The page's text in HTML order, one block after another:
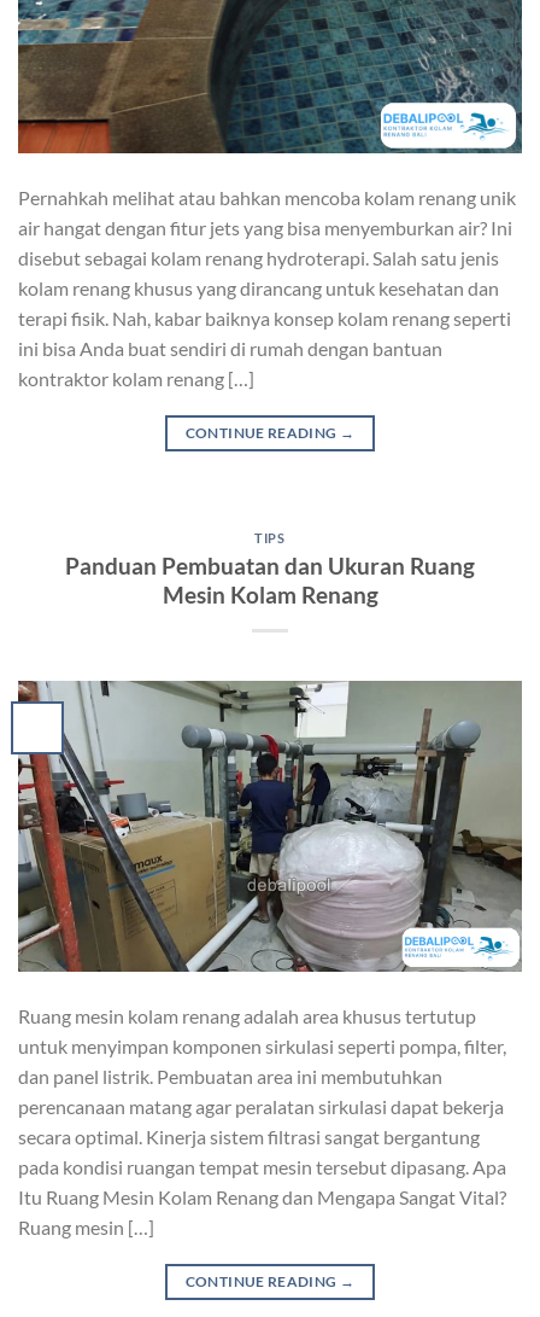
Pernahkah melihat atau bahkan mencoba kolam renang unik
air hangat dengan fitur jets yang bisa menyemburkan air? Ini
disebut sebagai kolam renang hydroterapi. Salah satu jenis
kolam renang khusus yang dirancang untuk kesehatan dan
terapi fisik. Nah, kabar baiknya konsep kolam renang seperti
ini bisa Anda buat sendiri di rumah dengan bantuan
kontraktor kolam renang […]
CONTINUE READING →
TIPS
Panduan Pembuatan dan Ukuran Ruang
Mesin Kolam Renang
Ruang mesin kolam renang adalah area khusus tertutup
untuk menyimpan komponen sirkulasi seperti pompa, filter,
dan panel listrik. Pembuatan area ini membutuhkan
perencanaan matang agar peralatan sirkulasi dapat bekerja
secara optimal. Kinerja sistem filtrasi sangat bergantung
pada kondisi ruangan tempat mesin tersebut dipasang. Apa
Itu Ruang Mesin Kolam Renang dan Mengapa Sangat Vital?
Ruang mesin […]
CONTINUE READING →